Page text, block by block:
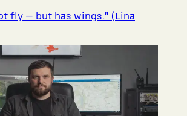
fly — but has wings.” (Lina